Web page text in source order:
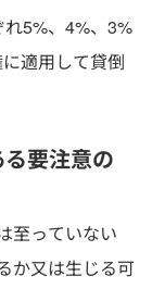
5%、4%、3%
適用して貸倒
要注意の
至っていない
か又は生じる可